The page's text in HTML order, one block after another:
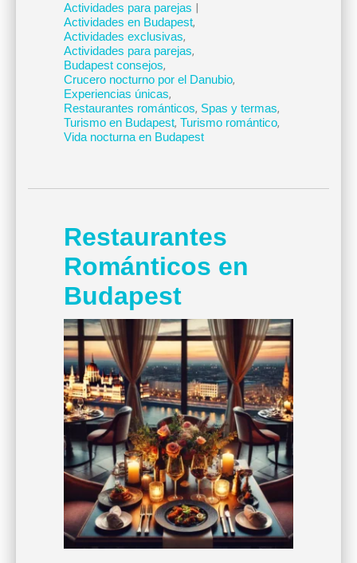
Actividades para parejas
Actividades en Budapest,
Actividades exclusivas,
Actividades para parejas,
Budapest consejos,
Crucero nocturno por el Danubio,
Experiencias únicas,
Restaurantes románticos, Spas y termas,
Turismo en Budapest, Turismo romántico,
Vida nocturna en Budapest
Restaurantes
Románticos en
Budapest